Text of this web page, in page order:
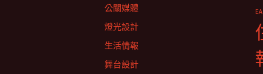
公關媒體
燈光設計
生活情報
舞台設計